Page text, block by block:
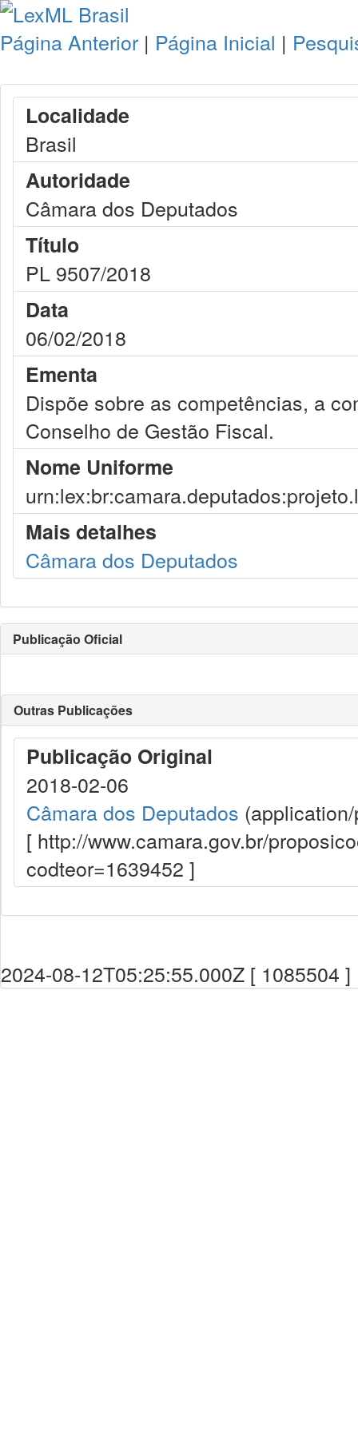
Página Anterior | Página Inicial |
Localidade
Brasil
Autoridade
Câmara dos Deputados
Título
PL 9507/2018
Data
06/02/2018
Ementa
Dispõe sobre as competências, a
Conselho de Gestão Fiscal.
Nome Uniforme
Mais detalhes
Câmara dos Deputados
Publicação Oficial
Outras Publicações
Publicação Original
2018-02-06
Câmara dos Deputados
[ http://www.camara.gov.br/
codteor=1639452 ]
2024-08-12T05:25:55.000Z [ 1085504 ]